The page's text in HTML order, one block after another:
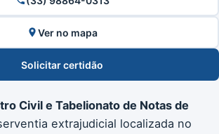
Ver no mapa
Solicitar certidão
Civil e Tabelionato de Notas de
extrajudicial localizada no